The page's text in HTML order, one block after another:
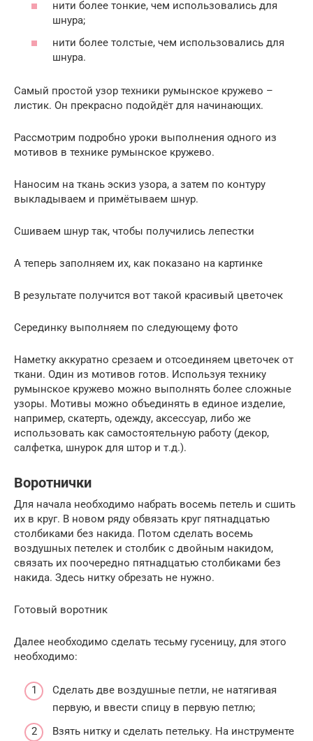
нити более тонкие, чем использовались для
шнура;
нити более толстые, чем использовались для
шнура.
Самый простой узор техники румынское кружево –
листик. Он прекрасно подойдёт для начинающих.
Рассмотрим подробно уроки выполнения одного из
мотивов в технике румынское кружево.
Наносим на ткань эскиз узора, а затем по контуру
выкладываем и примётываем шнур.
Сшиваем шнур так, чтобы получились лепестки
А теперь заполняем их, как показано на картинке
В результате получится вот такой красивый цветочек
Серединку выполняем по следующему фото
Наметку аккуратно срезаем и отсоединяем цветочек от
ткани. Один из мотивов готов. Используя технику
румынское кружево можно выполнять более сложные
узоры. Мотивы можно объединять в единое изделие,
например, скатерть, одежду, аксессуар, либо же
использовать как самостоятельную работу (декор,
салфетка, шнурок для штор и т.д.).
Воротнички
Для начала необходимо набрать восемь петель и сшить
их в круг. В новом ряду обвязать круг пятнадцатью
столбиками без накида. Потом сделать восемь
воздушных петелек и столбик с двойным накидом,
связать их поочередно пятнадцатью столбиками без
накида. Здесь нитку обрезать не нужно.
Готовый воротник
Далее необходимо сделать тесьму гусеницу, для этого
необходимо:
Сделать две воздушные петли, не натягивая
первую, и ввести спицу в первую петлю;
Взять нитку и сделать петельку. На инструменте